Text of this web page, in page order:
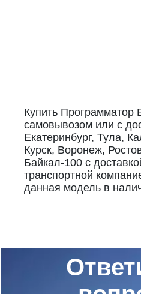
Купить Программатор
самовывозом или с
Екатеринбург, Тула,
Курск, Воронеж,
Байкал-100 с
транспортной
данная модель в